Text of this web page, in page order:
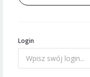
Login